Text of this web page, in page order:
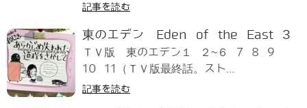
記事を読む
東のエデン Eden of the East 3
ＴＶ版 東のエデン１ ２~６ 7 8 9
10 11（ＴＶ版最終話。スト...
記事を読む